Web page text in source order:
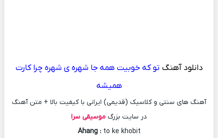
دانلود آهنگ تو که خوبیت همه جا شهره ی شهره چرا کارت
همیشه
آهنگ های سنتی و کلاسیک (قدیمی) ایرانی با کیفیت بالا + متن آهنگ
در سایت بزرگ موسیقی سرا
Ahang :to ke khobit